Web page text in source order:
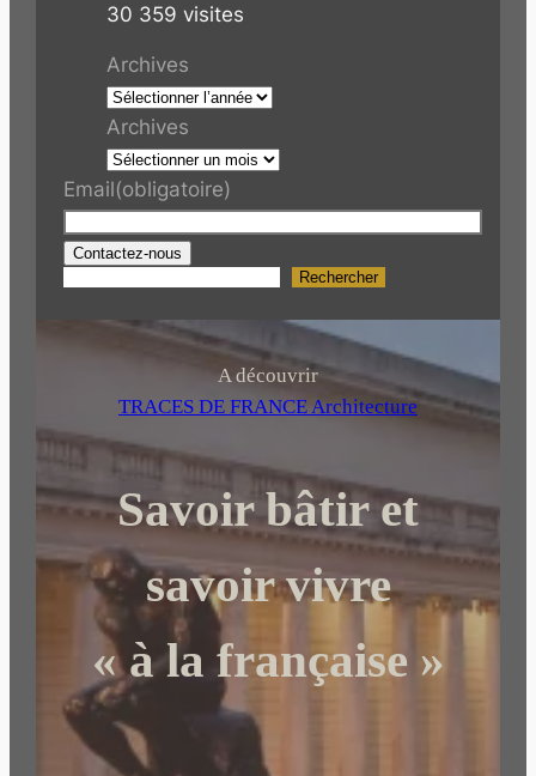
30 359 visites
Archives
Archives
Email(obligatoire)
Contactez-nous
R
r
h
r
Rechercher
A découvrir
TRACES DE FRANCE Architecture
Savoir bâtir et
savoir vivre
« à la française »